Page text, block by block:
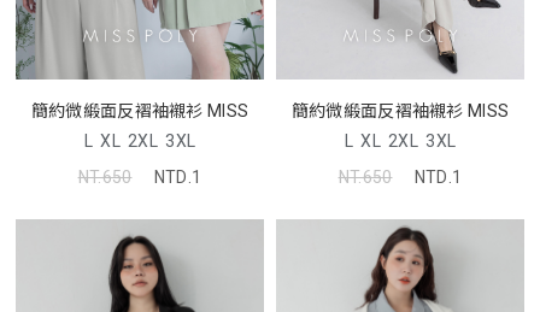
簡約微緞面反褶袖襯衫 MISS
L XL 2XL 3XL
NT.650
NTD.1
簡約微緞面反褶袖襯衫 MISS
L XL 2XL 3XL
NT.650
NTD.1